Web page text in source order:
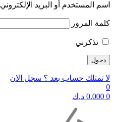
اسم المستخدم أو البريد الإلكتروني
كلمة المرور
تذكرني
لا تمتلك حساب بعد ؟ سجل الان
0
0
0.000 د.ك